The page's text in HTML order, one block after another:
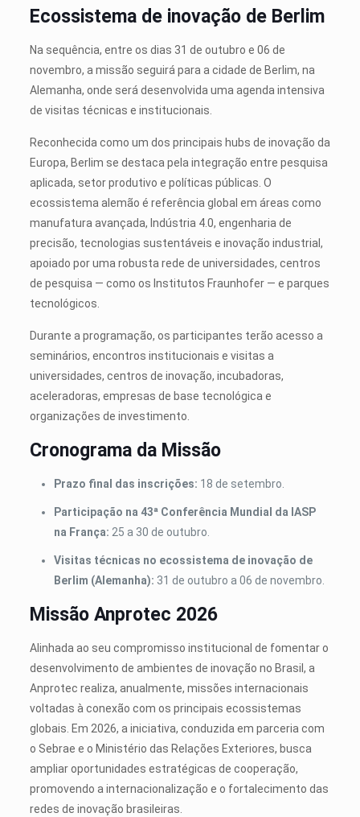
Ecossistema de inovação de Berlim
Na sequência, entre os dias 31 de outubro e 06 de
novembro, a missão seguirá para a cidade de Berlim, na
Alemanha, onde será desenvolvida uma agenda intensiva
de visitas técnicas e institucionais.
Reconhecida como um dos principais hubs de inovação da
Europa, Berlim se destaca pela integração entre pesquisa
aplicada, setor produtivo e políticas públicas. O
ecossistema alemão é referência global em áreas como
manufatura avançada, Indústria 4.0, engenharia de
precisão, tecnologias sustentáveis e inovação industrial,
apoiado por uma robusta rede de universidades, centros
de pesquisa — como os Institutos Fraunhofer — e parques
tecnológicos.
Durante a programação, os participantes terão acesso a
seminários, encontros institucionais e visitas a
universidades, centros de inovação, incubadoras,
aceleradoras, empresas de base tecnológica e
organizações de investimento.
Cronograma da Missão
Prazo final das inscrições: 18 de setembro.
Participação na 43ª Conferência Mundial da IASP
na França: 25 a 30 de outubro.
Visitas técnicas no ecossistema de inovação de
Berlim (Alemanha): 31 de outubro a 06 de novembro.
Missão Anprotec 2026
Alinhada ao seu compromisso institucional de fomentar o
desenvolvimento de ambientes de inovação no Brasil, a
Anprotec realiza, anualmente, missões internacionais
voltadas à conexão com os principais ecossistemas
globais. Em 2026, a iniciativa, conduzida em parceria com
o Sebrae e o Ministério das Relações Exteriores, busca
ampliar oportunidades estratégicas de cooperação,
promovendo a internacionalização e o fortalecimento das
redes de inovação brasileiras.